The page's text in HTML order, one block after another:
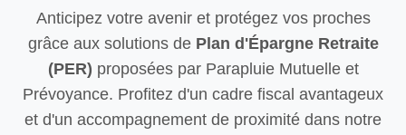
Anticipez votre avenir et protégez vos proches
grâce aux solutions de Plan d'Épargne Retraite
(PER) proposées par Parapluie Mutuelle et
Prévoyance. Profitez d'un cadre fiscal avantageux
et d'un accompagnement de proximité dans notre